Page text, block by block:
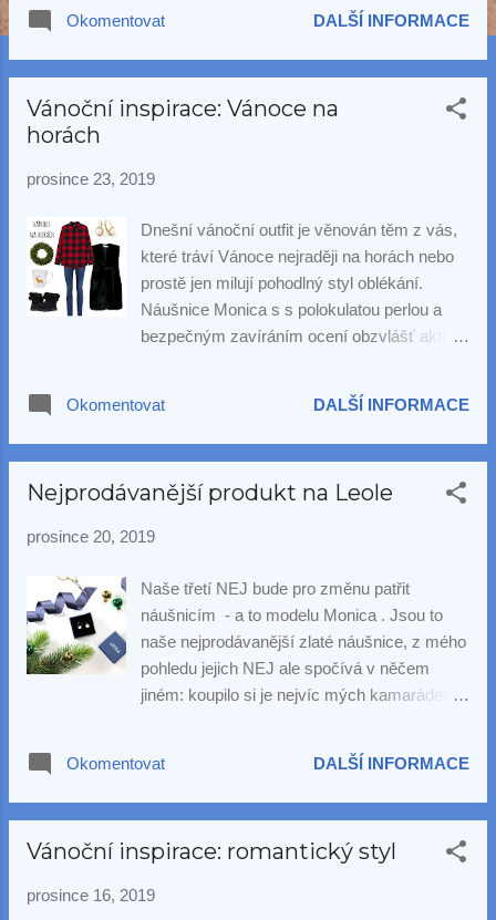
Okomentovat DALŠÍ INFORMACE
Vánoční inspirace: Vánoce na
horách
prosince 23, 2019
Dnešní vánoční outfit je věnován těm z vás,
které tráví Vánoce nejraději na horách nebo
prostě jen milují pohodlný styl oblékání.
Náušnice Monica s s polokulatou perlou a
bezpečným zavíráním ocení obzvlášť aktivní
Okomentovat DALŠÍ INFORMACE
Nejprodávanější produkt na Leole
prosince 20, 2019
Naše třetí NEJ bude pro změnu patřit
náušnicím - a to modelu Monica . Jsou to
naše nejprodávanější zlaté náušnice, z mého
pohledu jejich NEJ ale spočívá v něčem
jiném: koupilo si je nejvíc mých kamarádek a
kolegyní Natálkou jsme si je oblíbily nejvíc v
období, kdy jsme měly malé děti a - přiznám
perlami nedoporučujeme se koupat
neprospívají), ale v případě těchto náušnic je
Okomentovat DALŠÍ INFORMACE
Vánoční inspirace: romantický styl
prosince 16, 2019